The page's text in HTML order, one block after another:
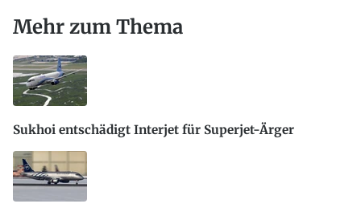
Mehr zum Thema
Sukhoi entschädigt Interjet für Superjet-Ärger